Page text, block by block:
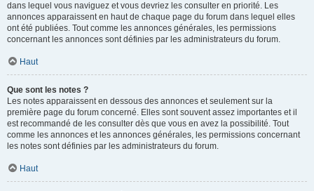
dans lequel vous naviguez et vous devriez les consulter en priorité. Les
annonces apparaissent en haut de chaque page du forum dans lequel elles
ont été publiées. Tout comme les annonces générales, les permissions
concernant les annonces sont définies par les administrateurs du forum.
Haut
Que sont les notes ?
Les notes apparaissent en dessous des annonces et seulement sur la
première page du forum concerné. Elles sont souvent assez importantes et il
est recommandé de les consulter dès que vous en avez la possibilité. Tout
comme les annonces et les annonces générales, les permissions concernant
les notes sont définies par les administrateurs du forum.
Haut